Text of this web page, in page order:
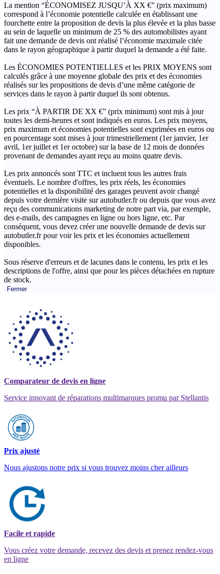
La mention “ÉCONOMISEZ JUSQU’À XX €” (prix maximum)
correspond à l’économie potentielle calculée en établissant une
fourchette entre la proposition de devis la plus élevée et la plus basse
au sein de laquelle un minimum de 25 % des automobilistes ayant
fait une demande de devis ont réalisé l’économie maximale citée
dans le rayon géographique à partir duquel la demande a été faite.
Les ÉCONOMIES POTENTIELLES et les PRIX MOYENS sont
calculés grâce à une moyenne globale des prix et des économies
réalisés sur les propositions de devis d’une même catégorie de
services dans le rayon à partir duquel ils sont obtenus.
Les prix “À PARTIR DE XX €” (prix minimum) sont mis à jour
toutes les demi-heures et sont indiqués en euros. Les prix moyens,
prix maximum et économies potentielles sont exprimées en euros ou
en pourcentage sont mises à jour trimestriellement (1er janvier, 1er
avril, 1er juillet et 1er octobre) sur la base de 12 mois de données
provenant de demandes ayant reçu au moins quatre devis.
Les prix annoncés sont TTC et incluent tous les autres frais
éventuels. Le nombre d'offres, les prix réels, les économies
potentielles et la disponibilité des garages peuvent avoir changé
depuis votre dernière visite sur autobutler.fr ou depuis que vous avez
reçu des communications marketing de notre part via, par exemple,
des e-mails, des campagnes en ligne ou hors ligne, etc. Par
conséquent, vous devez créer une nouvelle demande de devis sur
autobutler.fr pour voir les prix et les économies actuellement
disponibles.
Sous réserve d'erreurs et de lacunes dans le contenu, les prix et les
descriptions de l'offre, ainsi que pour les pièces détachées en rupture
de stock.
Fermer
Comparateur de devis en ligne
Service innovant de réparations multimarques promu par Stellantis
Prix ajusté
Nous ajustons notre prix si vous trouvez moins cher ailleurs
Facile et rapide
Vous créez votre demande, recevez des devis et prenez rendez-vous
en ligne